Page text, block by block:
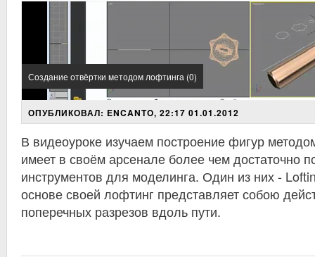
Создание отвёртки методом лофтинга (0)
ОПУБЛИКОВАЛ: ENCANTO, 22:17 01.01.2012
В видеоуроке изучаем построение фигур
имеет в своём арсенале более чем достаточно
инструментов для моделинга. Один из них -
основе своей лофтинг представляет собою
поперечных разрезов вдоль пути.